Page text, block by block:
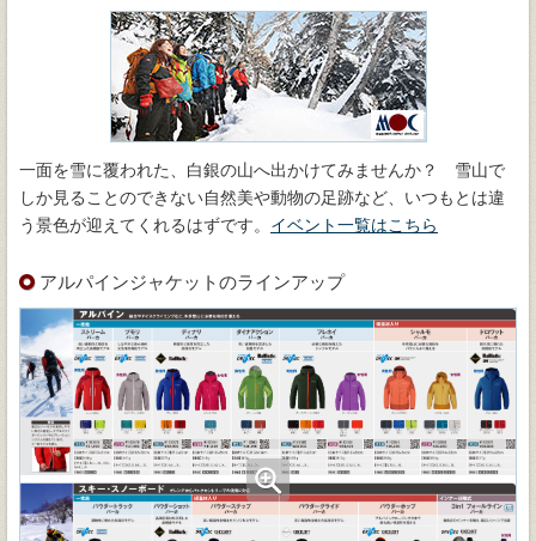
一面を雪に覆われた、白銀の山へ出かけてみませんか？ 雪山で
しか見ることのできない自然美や動物の足跡など、いつもとは違
う景色が迎えてくれるはずです。 イベント一覧はこちら
アルパインジャケットのラインアップ